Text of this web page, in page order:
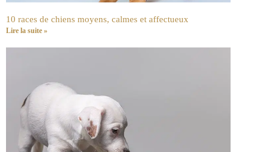
10 races de chiens moyens, calmes et affectueux
Lire la suite »